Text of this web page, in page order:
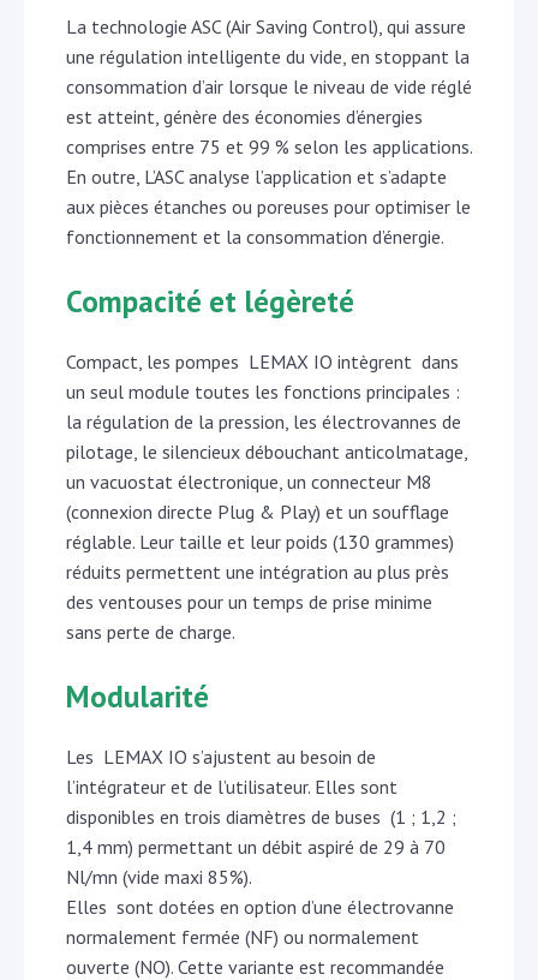
La technologie ASC (Air Saving Control), qui assure
une régulation intelligente du vide, en stoppant la
consommation d’air lorsque le niveau de vide réglé
est atteint, génère des économies d’énergies
comprises entre 75 et 99 % selon les applications.
En outre, L’ASC analyse l’application et s’adapte
aux pièces étanches ou poreuses pour optimiser le
fonctionnement et la consommation d’énergie.
Compacité et légèreté
Compact, les pompes LEMAX IO intègrent dans
un seul module toutes les fonctions principales :
la régulation de la pression, les électrovannes de
pilotage, le silencieux débouchant anticolmatage,
un vacuostat électronique, un connecteur M8
(connexion directe Plug & Play) et un soufflage
réglable. Leur taille et leur poids (130 grammes)
réduits permettent une intégration au plus près
des ventouses pour un temps de prise minime
sans perte de charge.
Modularité
Les LEMAX IO s’ajustent au besoin de
l’intégrateur et de l’utilisateur. Elles sont
disponibles en trois diamètres de buses (1 ; 1,2 ;
1,4 mm) permettant un débit aspiré de 29 à 70
Nl/mn (vide maxi 85%).
Elles sont dotées en option d’une électrovanne
normalement fermée (NF) ou normalement
ouverte (NO). Cette variante est recommandée